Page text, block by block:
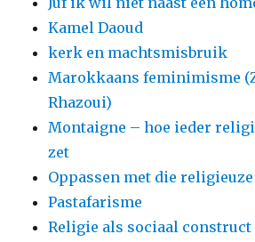
Kamel Daoud
kerk en machtsmisbruik
Marokkaans feminimisme
Rhazoui)
Montaigne – hoe ieder
zet
Oppassen met die
Pastafarisme
Religie als sociaal construct